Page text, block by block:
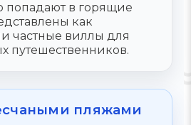
попадают в горящие
как
частные виллы для
путешественников.
пляжами